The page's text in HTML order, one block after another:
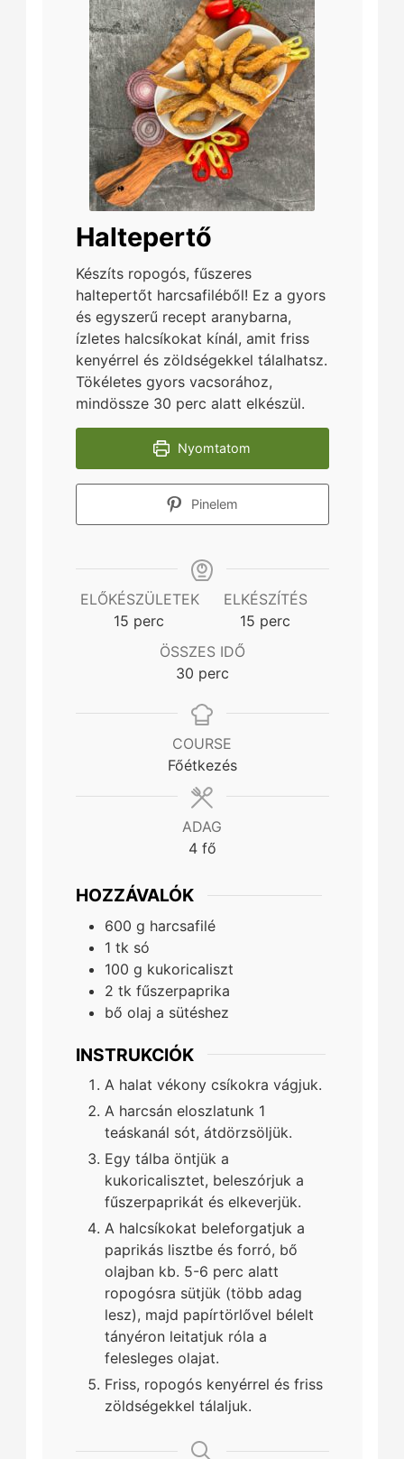
Haltepertő
Készíts ropogós, fűszeres
haltepertőt harcsafiléből! Ez a gyors
és egyszerű recept aranybarna,
ízletes halcsíkokat kínál, amit friss
kenyérrel és zöldségekkel tálalhatsz.
Tökéletes gyors vacsorához,
mindössze 30 perc alatt elkészül.
Nyomtatom
Pinelem
ELŐKÉSZÜLETEK
15minutes
perc
ELKÉSZÍTÉS
15 minutes
perc
ÖSSZES IDŐ
30minutes
perc
COURSE
Főétkezés
ADAG
4 fő
HOZZÁVALÓK
600 g harcsafilé
1 tk só
100 g kukoricaliszt
2 tk fűszerpaprika
bő olaj a sütéshez
INSTRUKCIÓK
A halat vékony csíkokra vágjuk.
A harcsán eloszlatunk 1
teáskanál sót, átdörzsöljük.
Egy tálba öntjük a
kukoricalisztet, beleszórjuk a
fűszerpaprikát és elkeverjük.
A halcsíkokat beleforgatjuk a
paprikás lisztbe és forró, bő
olajban kb. 5-6 perc alatt
ropogósra sütjük (több adag
lesz), majd papírtörlővel bélelt
tányéron leitatjuk róla a
felesleges olajat.
Friss, ropogós kenyérrel és friss
zöldségekkel tálaljuk.